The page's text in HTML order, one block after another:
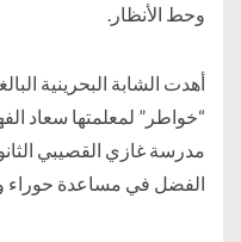
وحط الأنظار.
“خواطر” لمعلمتها سعاد
مدرسة غازي القصيبي
الفضل في مساعدة حوراء